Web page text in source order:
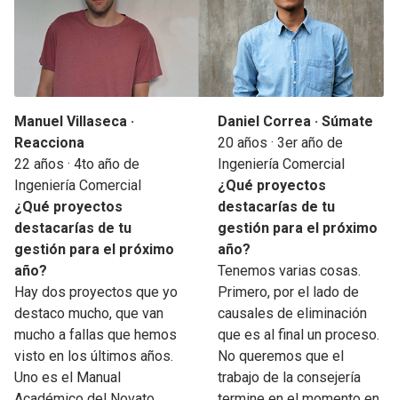
Manuel Villaseca ·
Reacciona
22 años · 4to año de
Ingeniería Comercial
¿Qué proyectos
destacarías de tu
gestión para el próximo
año?
Hay dos proyectos que yo
destaco mucho, que van
mucho a fallas que hemos
visto en los últimos años.
Uno es el Manual
Daniel Correa · Súmate
20 años · 3er año de
Ingeniería Comercial
¿Qué proyectos
destacarías de tu
gestión para el próximo
año?
Tenemos varias cosas.
Primero, por el lado de
causales de eliminación
que es al final un proceso.
No queremos que el
trabajo de la consejería